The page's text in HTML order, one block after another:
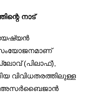
നാട്
സംയോജനമാണ്
(പിലാഫ്),
വിവിധതരത്തിലുള്ള
അസർബൈജാൻ